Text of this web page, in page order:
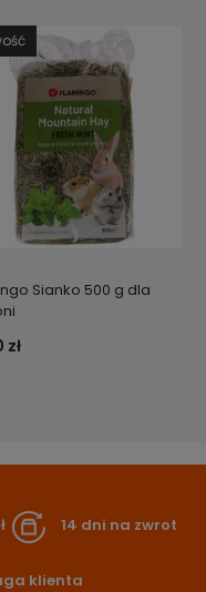
Sianko 500 g dla
zł
14 dni na zwrot
klienta